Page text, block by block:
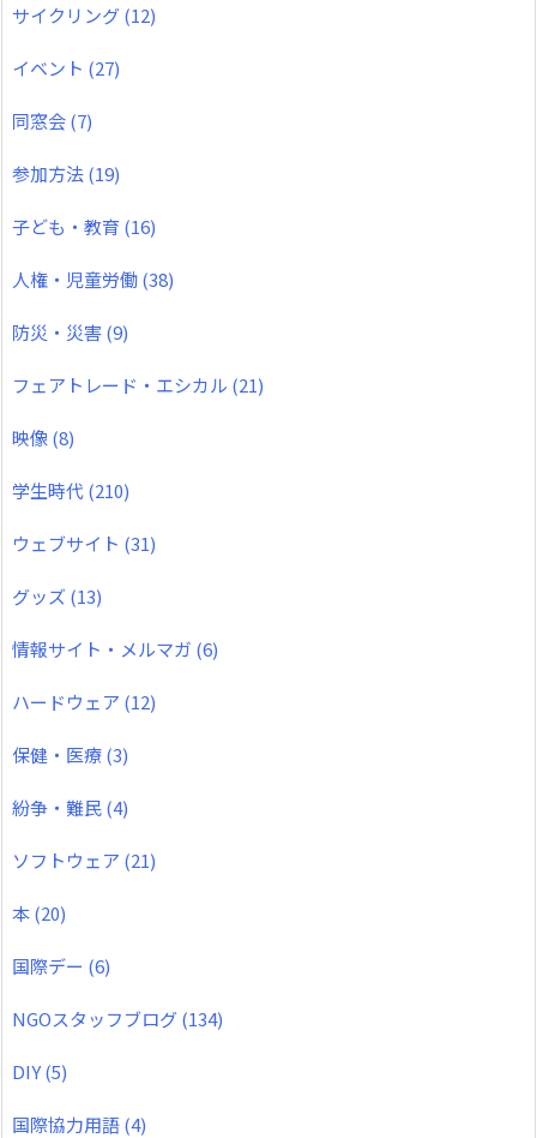
サイクリング(12)
イベント (27)
同窓会(7)
参加方法(19)
子ども・教育 (16)
人権・児童労働(38)
防災・災害(9)
フェアトレード・エシカル (21)
映像(8)
学生時代(210)
ウェブサイト (31)
グッズ (13)
情報サイト・メルマガ (6)
ハードウェア (12)
保健・医療(3)
紛争・難民(4)
ソフトウェア (21)
本(20)
国際デー (6)
NGOスタッフブログ(134)
DIY(5)
国際協力用語(4)